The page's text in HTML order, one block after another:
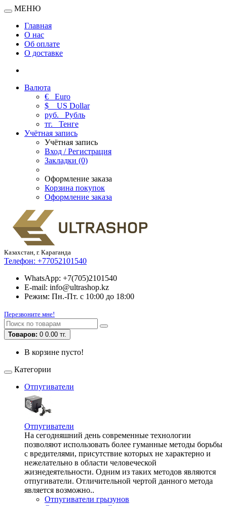
МЕНЮ
Главная
О нас
Об оплате
О доставке
Валюта
€ Euro
$
US Dollar
руб. Рубль
тг. Тенге
Учётная запись
Учётная запись
Вход / Регистрация
Закладки (0)
Оформление заказа
Корзина покупок
Оформление заказа
Казахстан, г. Караганда
Телефон: +77052101540
WhatsApp: +7(705)2101540
E-mail: info@ultrashop.kz
Режим: Пн.-Пт. с 10:00 до 18:00
Перезвоните мне!
Товаров: 0 0.00 тг.
В корзине пусто!
Категории
Отпугиватели
Отпугиватели
На сегодняшний день современные технологии
позволяют использовать более гуманные методы борьбы
с вредителями, присутствие которых не характерно и
нежелательно в области человеческой
жизнедеятельности. Одним из таких методов являются
отпугиватели. Отличительной чертой данного метода
является возможно..
Отпугиватели грызунов